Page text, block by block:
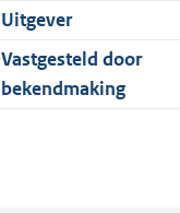
Uitgever
Vastgesteld door
bekendmaking